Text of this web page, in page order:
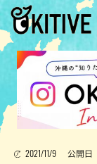
2021/11/9 公開日